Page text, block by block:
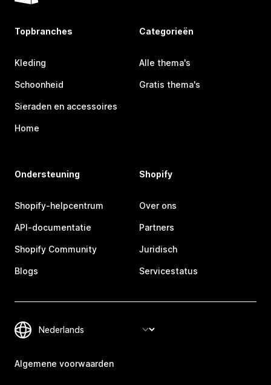
Topbranches
Kleding
Schoonheid
Sieraden en accessoires
Home
Categorieën
Alle thema's
Gratis thema's
Ondersteuning
Shopify-helpcentrum
API-documentatie
Shopify Community
Blogs
Shopify
Over ons
Partners
Juridisch
Servicestatus
Algemene voorwaarden